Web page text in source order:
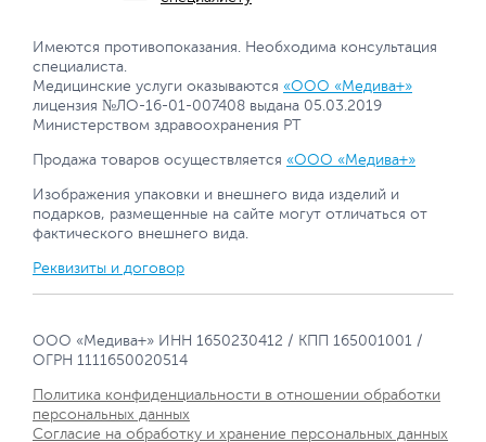
Имеются противопоказания. Необходима консультация
специалиста.
Медицинские услуги оказываются «ООО «Медива+»
лицензия №ЛО-16-01-007408 выдана 05.03.2019
Министерством здравоохранения РТ
Продажа товаров осуществляется «ООО «Медива+»
Изображения упаковки и внешнего вида изделий и
подарков, размещенные на сайте могут отличаться от
фактического внешнего вида.
Реквизиты и договор
ООО «Медива+» ИНН 1650230412 / КПП 165001001 /
ОГРН 1111650020514
Политика конфиденциальности в отношении обработки
персональных данных
Согласие на обработку и хранение персональных данных